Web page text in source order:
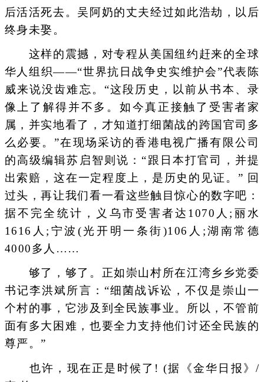
后活活死去。吴阿奶的丈夫经过如此浩劫，以后
终身未娶。
这样的震撼，对专程从美国纽约赶来的全球
华人组织——“世界抗日战争史实维护会”代表陈
威来说没齿难忘。“这段历史，以前从书本、录
像上了解得并不多。如今真正接触了受害者家
属，并实地看了，才知道打细菌战的跨国官司多
么必要。”在现场采访的香港电视广播有限公司
的高级编辑苏启智则说：“跟日本打官司，并提
出索赔，这在一定程度上，是历史的见证。” 回
过头，再让我们看一看这些触目惊心的数字吧：
据不完全统计，义乌市受害者达1070人;丽水
1616人;宁波(光开明一条街)106人;湖南常德
4000多人……
够了，够了。正如崇山村所在江湾乡乡党委
书记李洪斌所言：“细菌战诉讼，不仅是崇山一
个村的事，它涉及到全民族事业。所以，不管前
面有多大困难，也要全力支持他们讨还全民族的
尊严。”
也许，现在正是时候了! (据《金华日报》/